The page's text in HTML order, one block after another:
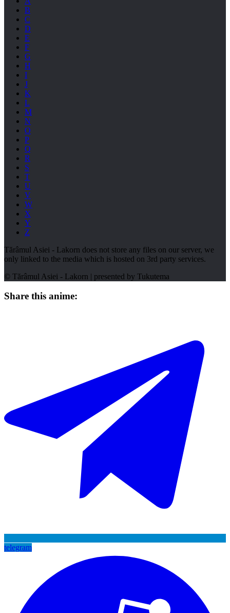
B
C
D
E
F
G
H
I
J
K
L
M
N
O
P
Q
R
S
T
U
V
W
X
Y
Z
Tărâmul Asiei - Lakorn does not store any files on our server, we
only linked to the media which is hosted on 3rd party services.
© Tărâmul Asiei - Lakorn | presented by Tukutema
Share this anime:
telegram